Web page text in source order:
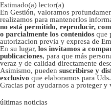
Estimado(a) lector(a)
En Gestión, valoramos
realizamos para mantenerlos
no está permitido, reproducir,
o parcialmente los contenidos que
autorizacion previa y expresa de
En su lugar, los invitamos a
publicaciones, para que más
veraz y de calidad directamente
Asimismo, pueden suscribirse y
exclusivo que elaboramos para Uds.
Gracias por ayudarnos a proteger y
últimas noticias